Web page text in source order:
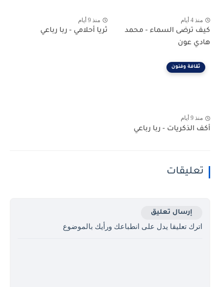
منذ 4 أيام
كيف ترضى السماء - محمد
هادي عون
منذ 9 أيام
ثريا أحلامي - ربا رباعي
ثقافة وفنون
منذ 9 أيام
أكف الذكريات - ربا رباعي
تعليقات
إرسال تعليق
اترك تعليقا يدل على انطباعك ورأيك بالموضوع